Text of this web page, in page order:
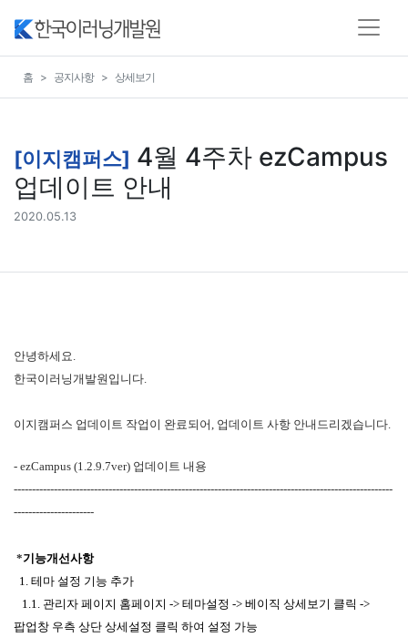
홈 공지사항 상세보기
[이지캠퍼스] 4월 4주차 ezCampus
업데이트 안내
2020.05.13
안녕하세요.
한국이러닝개발원입니다.
이지캠퍼스 업데이트 작업이 완료되어, 업데이트 사항 안내드리겠습니다.
- ezCampus (1.2.9.7ver) 업데이트 내용
--------------------------------------------------------------------------------------------------------
----------------------
*기능개선사항
1. 테마 설정 기능 추가
1.1. 관리자 페이지 홈페이지 -> 테마설정 -> 베이직 상세보기 클릭 ->
팝업창 우측 상단 상세설정 클릭 하여 설정 가능